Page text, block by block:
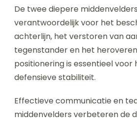
De twee diepere
verantwoordelijk voor het
achterlijn, het verstoren van
tegenstander en het
positionering is essentieel voor
defensieve stabiliteit.
Effectieve communicatie en
middenvelders verbeteren de